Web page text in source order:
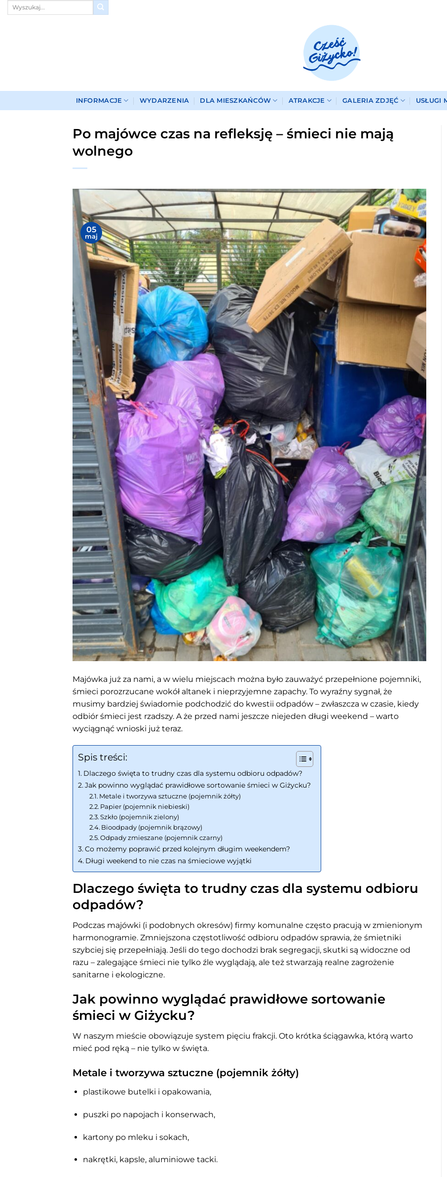
Przewiń
INFORMACJE WYDARZENIA DLA MIESZKAŃCÓW ATRAKCJE GALERIA ZDJĘĆ USŁUGI
Po majówce czas na refleksję – śmieci nie mają
wolnego
05
maj
Majówka już za nami, a w wielu miejscach można było zauważyć przepełnione pojemniki,
śmieci porozrzucane wokół altanek i nieprzyjemne zapachy. To wyraźny sygnał, że
musimy bardziej świadomie podchodzić do kwestii odpadów – zwłaszcza w czasie, kiedy
odbiór śmieci jest rzadszy. A że przed nami jeszcze niejeden długi weekend – warto
wyciągnąć wnioski już teraz.
Spis treści:
Dlaczego święta to trudny czas dla systemu odbioru odpadów?
Jak powinno wyglądać prawidłowe sortowanie śmieci w Giżycku?
Metale i tworzywa sztuczne (pojemnik żółty)
Papier (pojemnik niebieski)
Szkło (pojemnik zielony)
Bioodpady (pojemnik brązowy)
Odpady zmieszane (pojemnik czarny)
Co możemy poprawić przed kolejnym długim weekendem?
Długi weekend to nie czas na śmieciowe wyjątki
Dlaczego święta to trudny czas dla systemu odbioru
odpadów?
Podczas majówki (i podobnych okresów) firmy komunalne często pracują w zmienionym
harmonogramie. Zmniejszona częstotliwość odbioru odpadów sprawia, że śmietniki
szybciej się przepełniają. Jeśli do tego dochodzi brak segregacji, skutki są widoczne od
razu – zalegające śmieci nie tylko źle wyglądają, ale też stwarzają realne zagrożenie
sanitarne i ekologiczne.
Jak powinno wyglądać prawidłowe sortowanie
śmieci w Giżycku?
W naszym mieście obowiązuje system pięciu frakcji. Oto krótka ściągawka, którą warto
mieć pod ręką – nie tylko w święta.
Metale i tworzywa sztuczne (pojemnik żółty)
plastikowe butelki i opakowania,
puszki po napojach i konserwach,
kartony po mleku i sokach,
nakrętki, kapsle, aluminiowe tacki.